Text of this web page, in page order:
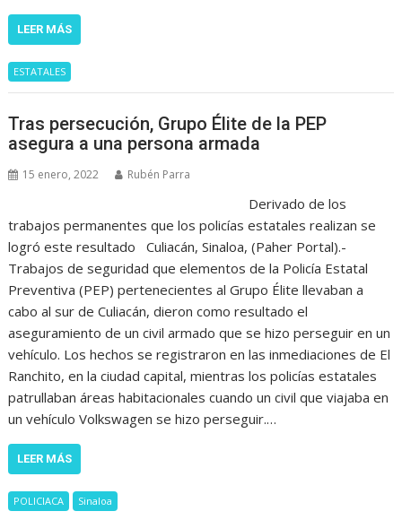
LEER MÁS
ESTATALES
Tras persecución, Grupo Élite de la PEP
asegura a una persona armada
15 enero, 2022 Rubén Parra
Derivado de los
trabajos permanentes que los policías estatales realizan se
logró este resultado Culiacán, Sinaloa, (Paher Portal).-
Trabajos de seguridad que elementos de la Policía Estatal
Preventiva (PEP) pertenecientes al Grupo Élite llevaban a
cabo al sur de Culiacán, dieron como resultado el
aseguramiento de un civil armado que se hizo perseguir en un
vehículo. Los hechos se registraron en las inmediaciones de El
Ranchito, en la ciudad capital, mientras los policías estatales
patrullaban áreas habitacionales cuando un civil que viajaba en
un vehículo Volkswagen se hizo perseguir.…
LEER MÁS
POLICIACA Sinaloa